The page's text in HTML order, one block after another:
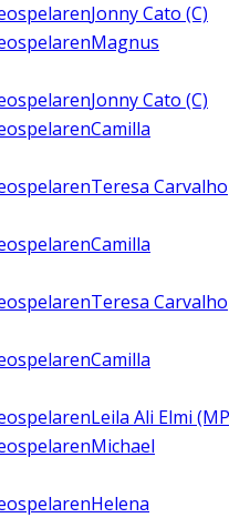
Jonny Cato (C)
Magnus
Jonny Cato (C)
Camilla
Teresa Carvalho
Camilla
Teresa Carvalho
Camilla
Leila Ali Elmi
Michael
Helena